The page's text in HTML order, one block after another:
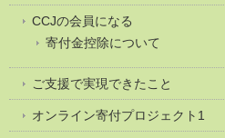
CCJの会員になる
寄付金控除について
ご支援で実現できたこと
オンライン寄付プロジェクト1